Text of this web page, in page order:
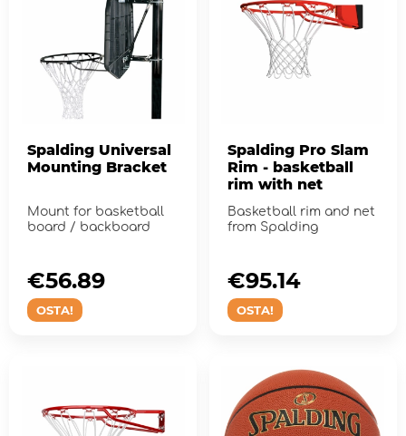
Spalding Universal
Mounting Bracket
Mount for basketball
board / backboard
OSTA!
€56.89
Spalding Pro Slam
Rim - basketball
rim with net
Basketball rim and net
from Spalding
OSTA!
€95.14